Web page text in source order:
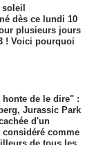
dès ce lundi 10
plusieurs jours
! Voici pourquoi
honte de le dire" :
Jurassic Park
d'un
considéré comme